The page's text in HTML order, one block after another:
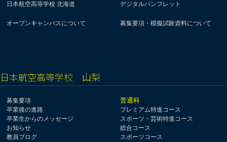
日本航空高等学校 北海道 デジタルパンフレット
オープンキャンパスについて 募集要項・模擬試験資料について
日本航空高等学校 山梨
募集要項
卒業後の進路
卒業生からのメッセージ
お知らせ
教員ブログ
普通科
プレミアム特進コース
スポーツ・芸術特進コース
総合コース
スポーツコース